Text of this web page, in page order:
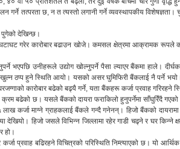
गर्ने तत्परता छ, न त त्यस्तो लगानी गर्ने व्यवस्थापकीय विशेषज्ञता।
पुगेको देखिन्छ।
गरेर कारोबार बढाउन खोजे। कमसल क्षेत्रमा आक्रामक रूपले
भएपछि उनीहरूले उद्योग खोल्नुपर्ने पैसा ल्याएर बैंकमा हाले।
खुल्न ठप्प हुने स्थिति आयो। यसको असर घुमिफिरी बैंकलाई नै पर्ने भयो।
कारोबार बढेको बढ्यै गर्ने, यता बैंकहरू कर्जा प्रवाह गरिरहने
क्रम बढेको छ। यसले बैंकको दायरा फराकिलो हुनुपर्नेमा साँघुरिँदै
कर्जा माग्ने ग्राहकलाई बैंकले गन्दै गनेनन्। हिजो बैंकको
हिजो जसले विभिन्न जिल्लामा रहेर गाडी चढ्ने र घर किन्ने
हो।
प्रवाह बढिरहने विचित्रको परिस्थिति निम्त्याएको छ। यो आर्थिक